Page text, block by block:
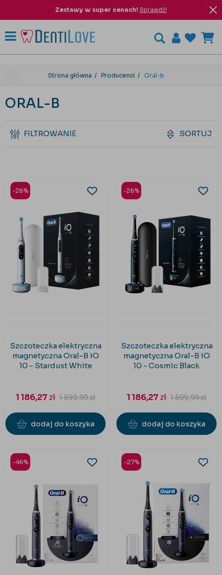
Zestawy w super cenach! Sprawdź!
Strona główna Producenci Oral-b
ORAL-B
FILTROWANIE SORTUJ
-26%
Szczoteczka elektryczna
magnetyczna Oral-B iO
10 - Stardust White
1 186,27 zł 1 599,99zł
dodaj do koszyka
-26%
Szczoteczka elektryczna
magnetyczna Oral-B iO
10 - Cosmic Black
1 186,27 zł 1 599,99zł
dodaj do koszyka
-46% -27%